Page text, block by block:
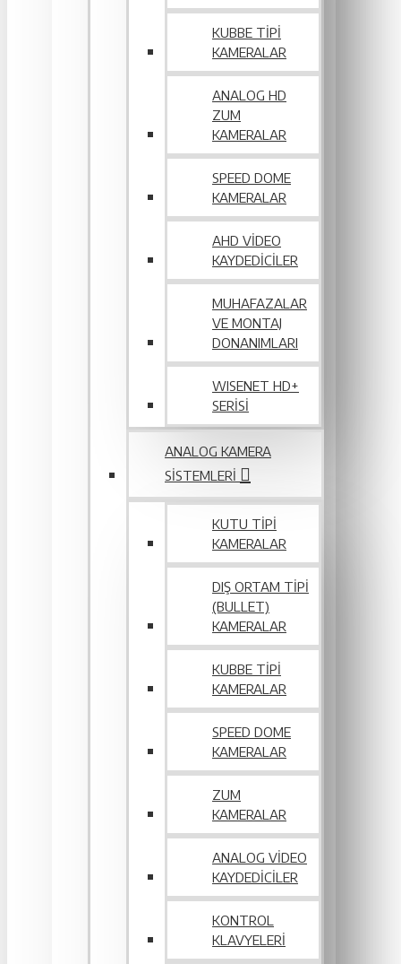
KUBBE TIPI
KAMERALAR
ANALOG HD
ZUM
KAMERALAR
SPEED DOME
KAMERALAR
AHD VIDEO
KAYDEDICILER
MUHAFAZALAR
VE MONTAJ
DONANIMLARI
WISENET HD+
SERİSİ
ANALOG KAMERA
SISTEMLERI
KUTU TIPI
KAMERALAR
DIŞ ORTAM TIPI
(BULLET)
KAMERALAR
KUBBE TIPI
KAMERALAR
SPEED DOME
KAMERALAR
ZUM
KAMERALAR
ANALOG VIDEO
KAYDEDICILER
KONTROL
KLAVYELERI